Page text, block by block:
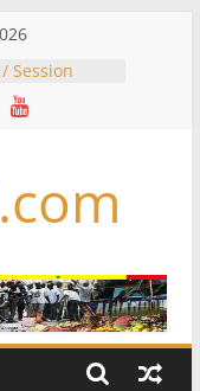
Session
jour ce lundi
président
mois
signent un
les
et de cobalt